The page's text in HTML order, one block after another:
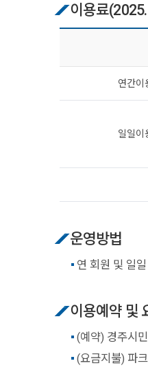
이용료
연간이
일일이
운영방법
연 회원 및 일
이용예약 및
(예약) 경주시
(요금지불) 파